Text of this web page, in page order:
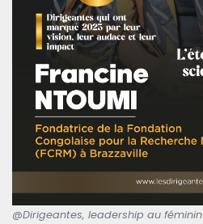
@Dirigeantes, leadership au féminin